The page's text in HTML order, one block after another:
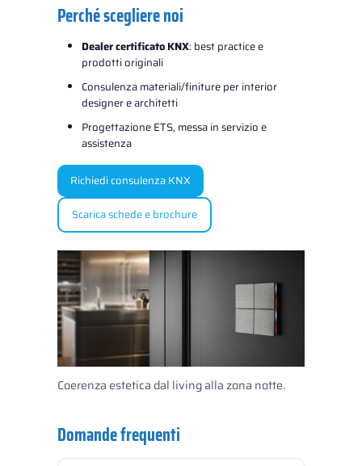
Perché scegliere noi
Dealer certificato KNX: best practice e
prodotti originali
Consulenza materiali/finiture per interior
designer e architetti
Progettazione ETS, messa in servizio e
assistenza
Richiedi consulenza KNX
Scarica schede e brochure
Coerenza estetica dal living alla zona notte.
Domande frequenti